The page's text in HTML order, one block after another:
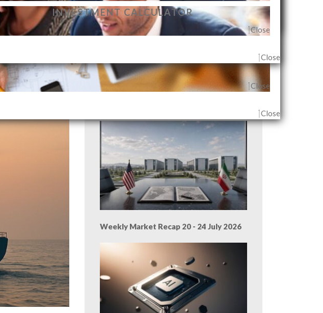
Close
Close
Close
Close
INVESTMENT CALCULATOR
Close
Close
Weekly Market Recap 20 - 24 July 2026